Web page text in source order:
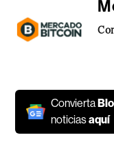
Convierta
noticiasaquí